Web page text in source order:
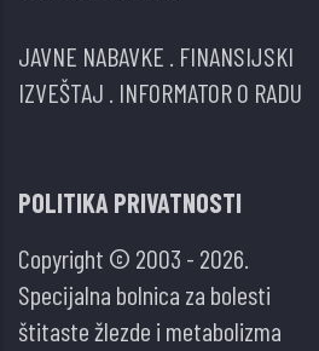
JAVNE NABAVKE FINANSIJSKI
IZVEŠTAJ INFORMATOR O RADU
POLITIKA PRIVATNOSTI
Copyright © 2003 - 2026.
Specijalna bolnica za bolesti
štitaste žlezde i metabolizma